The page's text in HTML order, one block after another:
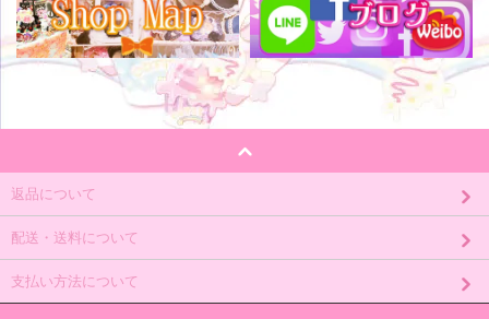
返品について
配送・送料について
支払い方法について